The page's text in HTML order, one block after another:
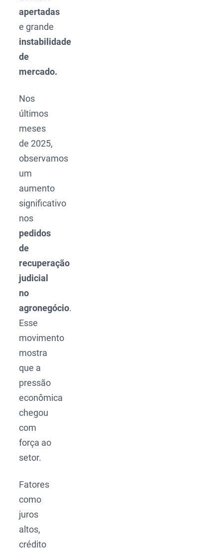
apertadas
e grande
instabilidade
de
mercado.
Nos
últimos
meses
de 2025,
observamos
um
aumento
significativo
nos
pedidos
de
recuperação
judicial
no
agronegócio.
Esse
movimento
mostra
que a
pressão
econômica
chegou
com
força ao
setor.
Fatores
como
juros
altos,
crédito